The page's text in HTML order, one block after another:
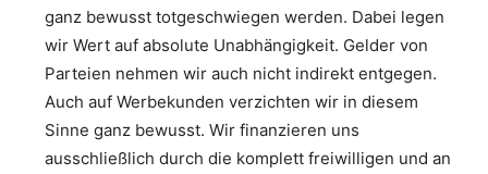
ganz bewusst totgeschwiegen werden. Dabei legen
wir Wert auf absolute Unabhängigkeit. Gelder von
Parteien nehmen wir auch nicht indirekt entgegen.
Auch auf Werbekunden verzichten wir in diesem
Sinne ganz bewusst. Wir finanzieren uns
ausschließlich durch die komplett freiwilligen und an